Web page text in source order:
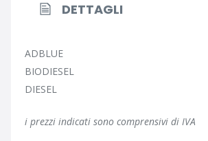
DETTAGLI
ADBLUE
BIODIESEL
DIESEL
i prezzi indicati sono comprensivi di IVA